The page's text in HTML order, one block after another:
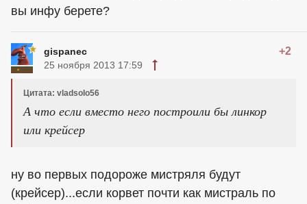
вы инфу берете?
gispanec +2
25 ноября 2013 17:59
Цитата: vladsolo56
А что если вместо него построили бы линкор
или крейсер
ну во первых подороже мистряля будут
(крейсер)...если корвет почти как мистраль по